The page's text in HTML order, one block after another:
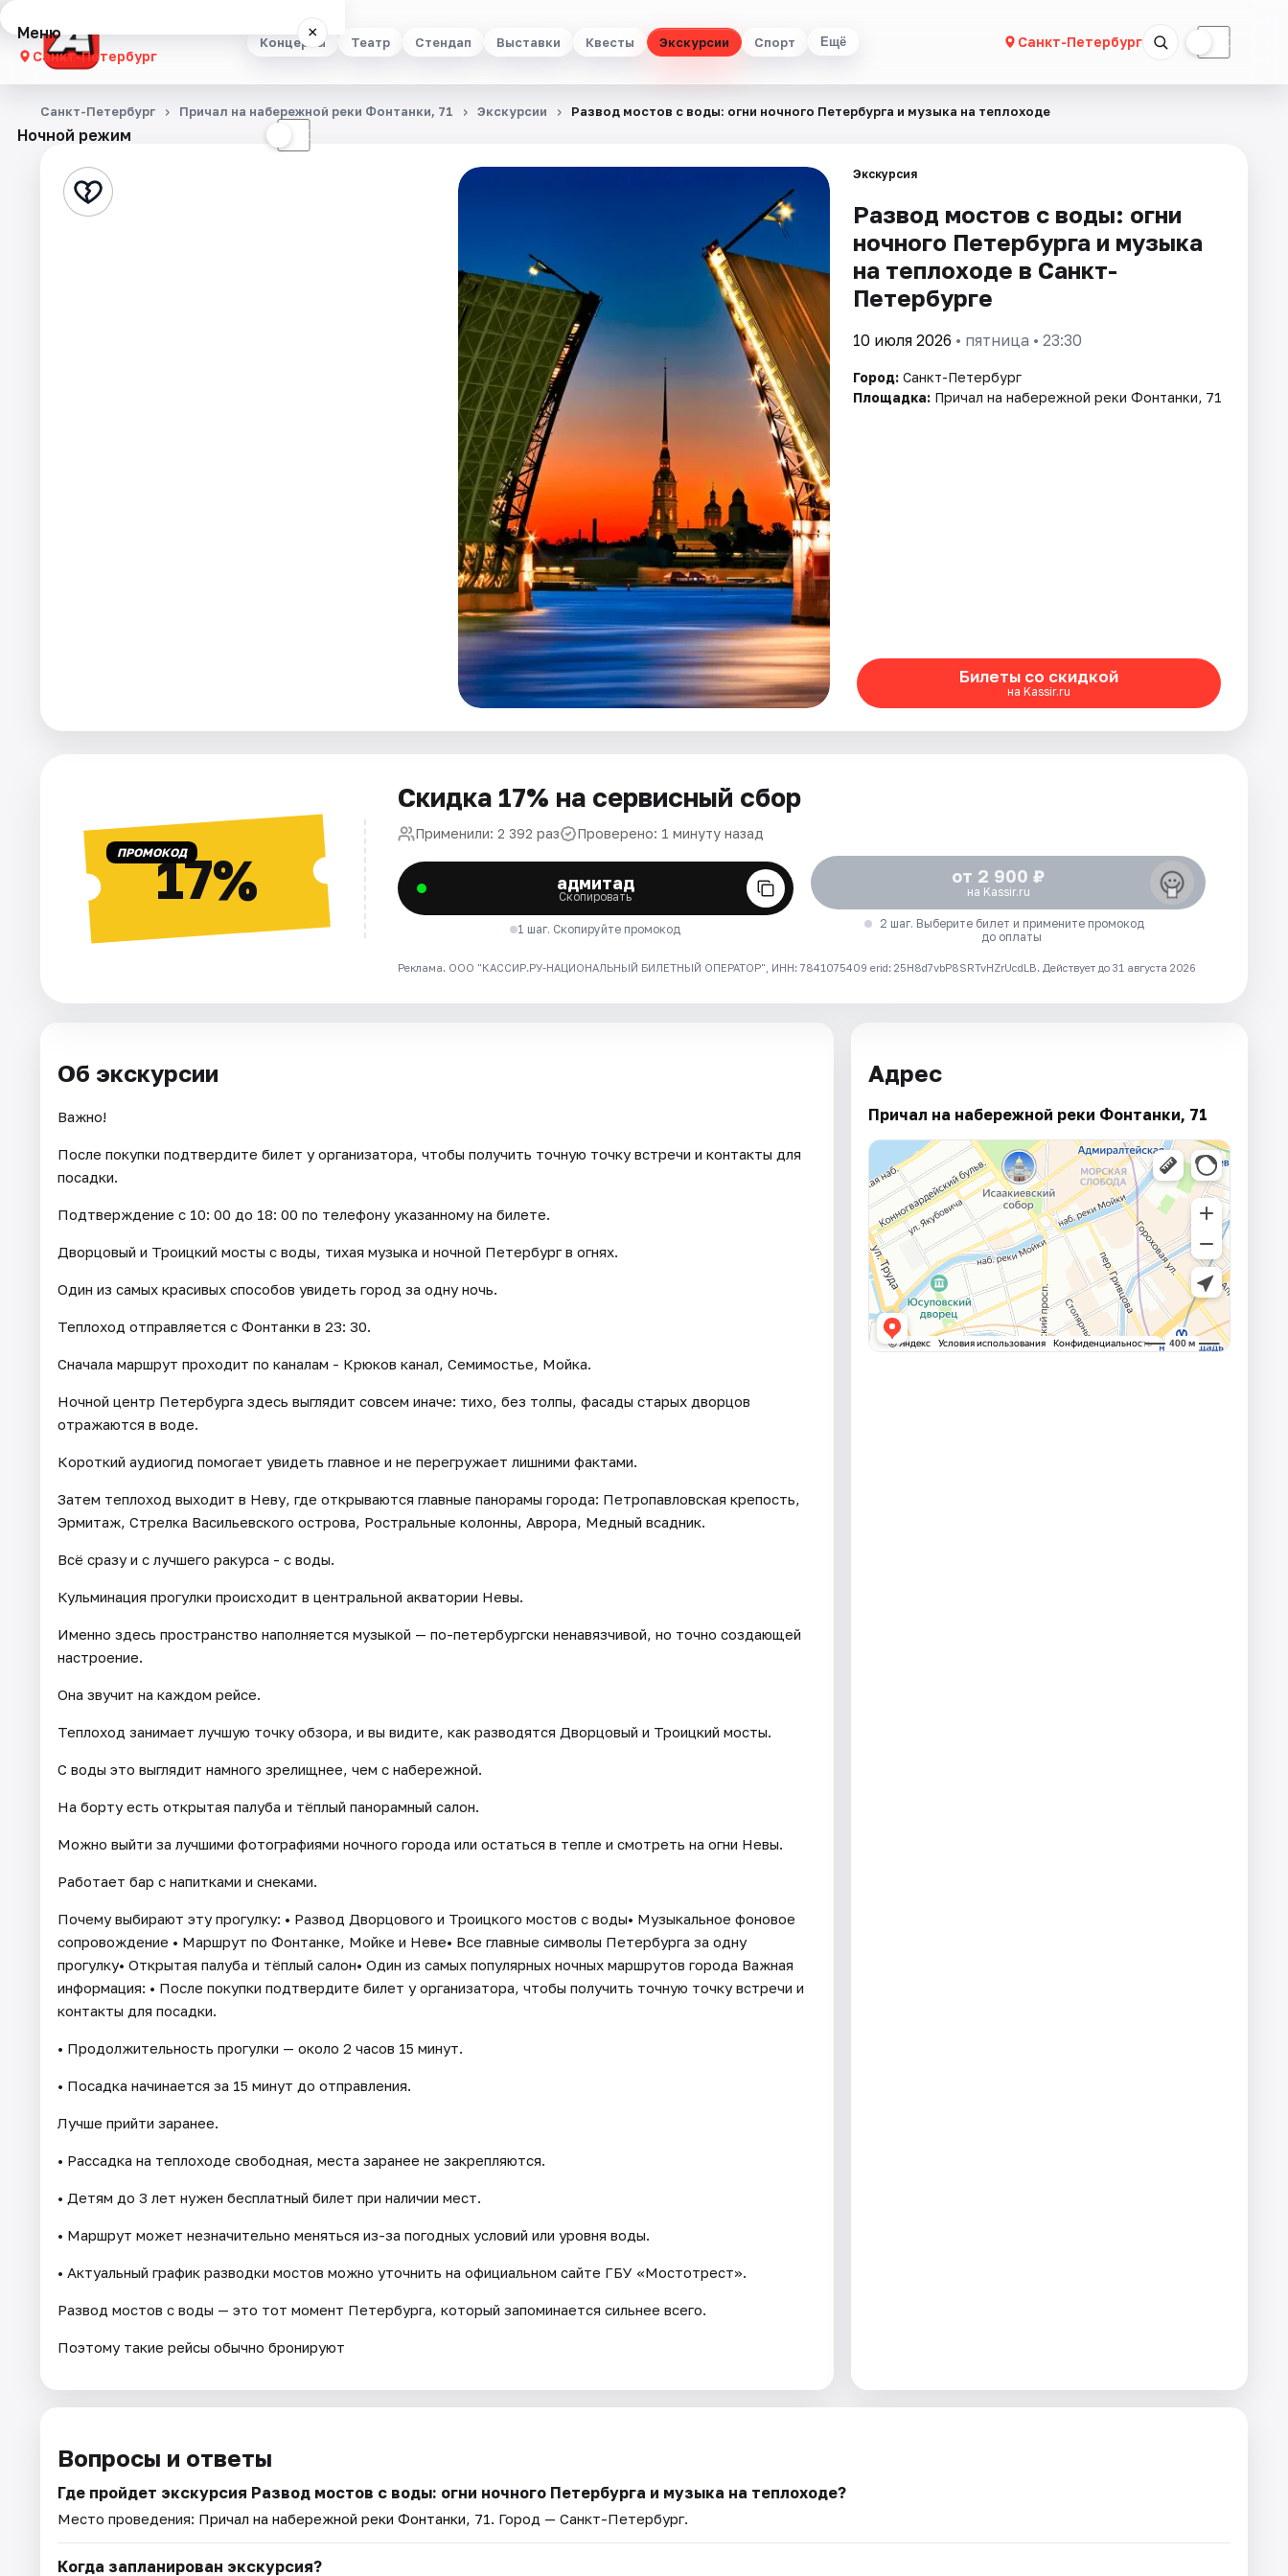
Концерты Театр Стендап Выставки Квесты Экскурсии Спорт Ещё Санкт-Петербург ☾
Меню ×
Санкт-Петербург
Концерты
Стендап
Ночной режим ☾
Санкт-Петербург Причал на набережной реки Фонтанки, 71 Экскурсии Развод мостов с воды: огни ночного Петербурга и музыка на теплоходе
Экскурсия
Развод мостов с воды: огни
ночного Петербурга и музыка
на теплоходе в Санкт-
Петербурге
10 июля 2026 • пятница • 23:30
Город: Санкт-Петербург
Площадка: Причал на набережной реки Фонтанки, 71
Билеты со скидкой
на Kassir.ru
ПРОМОКОД17%
Скидка 17% на сервисный сбор
Применили: 2 392 раз Проверено: 1 минуту назад
адмитад
Скопировать
1 шаг. Скопируйте промокод
от 2 900 ₽
на Kassir.ru
2 шаг. Выберите билет и примените промокод
до оплаты
Реклама. ООО "КАССИР.РУ-НАЦИОНАЛЬНЫЙ БИЛЕТНЫЙ ОПЕРАТОР", ИНН: 7841075409 erid: 25H8d7vbP8SRTvHZrUcdLB. Действует до 31 августа 2026
Об экскурсии
Важно!
После покупки подтвердите билет у организатора, чтобы получить точную точку встречи и контакты для
посадки.
Подтверждение с 10: 00 до 18: 00 по телефону указанному на билете.
Дворцовый и Троицкий мосты с воды, тихая музыка и ночной Петербург в огнях.
Один из самых красивых способов увидеть город за одну ночь.
Теплоход отправляется с Фонтанки в 23: 30.
Сначала маршрут проходит по каналам - Крюков канал, Семимостье, Мойка.
Ночной центр Петербурга здесь выглядит совсем иначе: тихо, без толпы, фасады старых дворцов
отражаются в воде.
Короткий аудиогид помогает увидеть главное и не перегружает лишними фактами.
Затем теплоход выходит в Неву, где открываются главные панорамы города: Петропавловская крепость,
Эрмитаж, Стрелка Васильевского острова, Ростральные колонны, Аврора, Медный всадник.
Всё сразу и с лучшего ракурса - с воды.
Кульминация прогулки происходит в центральной акватории Невы.
Именно здесь пространство наполняется музыкой — по-петербургски ненавязчивой, но точно создающей
настроение.
Она звучит на каждом рейсе.
Теплоход занимает лучшую точку обзора, и вы видите, как разводятся Дворцовый и Троицкий мосты.
С воды это выглядит намного зрелищнее, чем с набережной.
На борту есть открытая палуба и тёплый панорамный салон.
Можно выйти за лучшими фотографиями ночного города или остаться в тепле и смотреть на огни Невы.
Работает бар с напитками и снеками.
Почему выбирают эту прогулку: • Развод Дворцового и Троицкого мостов с воды• Музыкальное фоновое
сопровождение • Маршрут по Фонтанке, Мойке и Неве• Все главные символы Петербурга за одну
прогулку• Открытая палуба и тёплый салон• Один из самых популярных ночных маршрутов города Важная
информация: • После покупки подтвердите билет у организатора, чтобы получить точную точку встречи и
контакты для посадки.
• Продолжительность прогулки — около 2 часов 15 минут.
• Посадка начинается за 15 минут до отправления.
Лучше прийти заранее.
• Рассадка на теплоходе свободная, места заранее не закрепляются.
• Детям до 3 лет нужен бесплатный билет при наличии мест.
• Маршрут может незначительно меняться из-за погодных условий или уровня воды.
• Актуальный график разводки мостов можно уточнить на официальном сайте ГБУ «Мостотрест».
Развод мостов с воды — это тот момент Петербурга, который запоминается сильнее всего.
Поэтому такие рейсы обычно бронируют
Адрес
Причал на набережной реки Фонтанки, 71
Вопросы и ответы
Где пройдет экскурсия Развод мостов с воды: огни ночного Петербурга и музыка на теплоходе?
Место проведения: Причал на набережной реки Фонтанки, 71. Город — Санкт-Петербург.
Когда запланирован экскурсия?